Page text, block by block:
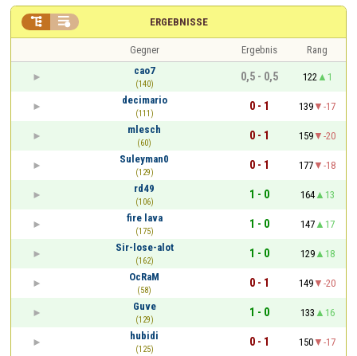
ERGEBNISSE
 
Gegner Ergebnis
Rang
cao7
(140)
0,5 - 0,5 122
1
decimario
(111)
0 - 1 139
-17
mlesch
(60)
0 - 1 159
-20
Suleyman0
(129)
0 - 1 177
-18
rd49
(106)
1 - 0 164
13
fire lava
(175)
1 - 0 147
17
Sir-lose-alot
(162)
1 - 0 129
18
OcRaM
(58)
0 - 1 149
-20
Guve
(129)
1 - 0 133
16
hubidi
(125)
0 - 1 150
-17